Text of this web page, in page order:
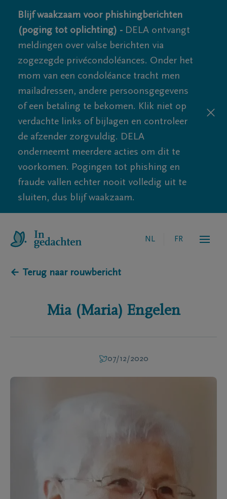
Blijf waakzaam voor phishingberichten
(poging tot oplichting) - DELA ontvangt
meldingen over valse berichten via
zogezegde privécondoléances. Onder het
mom van een condoléance tracht men
mailadressen, andere persoonsgegevens
of een betaling te bekomen. Klik niet op
verdachte links of bijlagen en controleer
de afzender zorgvuldig. DELA
onderneemt meerdere acties om dit te
voorkomen. Pogingen tot phishing en
fraude vallen echter nooit volledig uit te
sluiten, dus blijf waakzaam.
NL FR
← Terug naar rouwbericht
Mia (Maria) Engelen
07/12/2020